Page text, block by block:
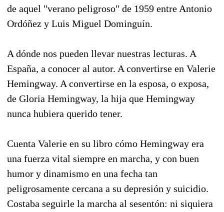
de aquel "verano peligroso" de 1959 entre Antonio
Ordóñez y Luis Miguel Dominguín.
A dónde nos pueden llevar nuestras lecturas. A
España, a conocer al autor. A convertirse en Valerie
Hemingway. A convertirse en la esposa, o exposa,
de Gloria Hemingway, la hija que Hemingway
nunca hubiera querido tener.
Cuenta Valerie en su libro cómo Hemingway era
una fuerza vital siempre en marcha, y con buen
humor y dinamismo en una fecha tan
peligrosamente cercana a su depresión y suicidio.
Costaba seguirle la marcha al sesentón: ni siquiera